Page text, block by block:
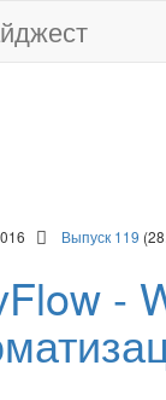
Выпуск 119
-